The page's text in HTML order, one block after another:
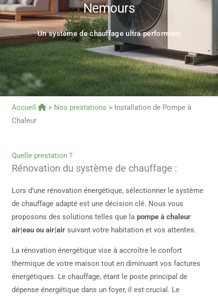
Nemours
Un système de chauffage ultra performant
Accueil > Nos prestations > Installation de Pompe à
Chaleur
Quelle prestation ?
Rénovation du système de chauffage :
Lors d’une rénovation énergétique, sélectionner le système
de chauffage adapté est une décision clé. Nous vous
proposons des solutions telles que la pompe à chaleur
air|eau ou air|air suivant votre habitation et vos attentes.
La rénovation énergétique vise à accroître le confort
thermique de votre maison tout en diminuant vos factures
énergétiques. Le chauffage, étant le poste principal de
dépense énergétique dans un foyer, il est crucial. Le